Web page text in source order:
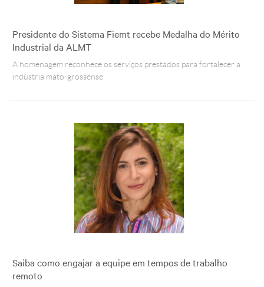
Presidente do Sistema Fiemt recebe Medalha do Mérito
Industrial da ALMT
A homenagem reconhece os serviços prestados para fortalecer a
indústria mato-grossense
Saiba como engajar a equipe em tempos de trabalho
remoto